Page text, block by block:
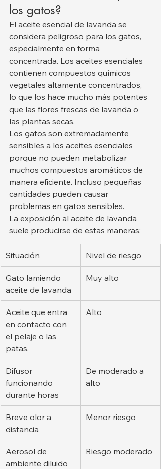
los gatos?
El aceite esencial de lavanda se
considera peligroso para los gatos,
especialmente en forma
concentrada. Los aceites esenciales
contienen compuestos químicos
vegetales altamente concentrados,
lo que los hace mucho más potentes
que las flores frescas de lavanda o
las plantas secas.
Los gatos son extremadamente
sensibles a los aceites esenciales
porque no pueden metabolizar
muchos compuestos aromáticos de
manera eficiente. Incluso pequeñas
cantidades pueden causar
problemas en gatos sensibles.
La exposición al aceite de lavanda
suele producirse de estas maneras:
Situación Nivel de riesgo
Gato lamiendo
aceite de lavanda
Muy alto
Aceite que entra
en contacto con
el pelaje o las
patas.
Alto
Difusor
funcionando
durante horas
De moderado a
alto
Breve olor a
distancia
Menor riesgo
Aerosol de
ambiente diluido
Riesgo moderado